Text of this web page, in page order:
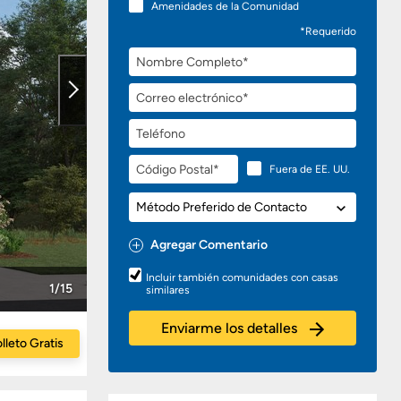
Amenidades de la Comunidad
*Requerido
Nombre
Completo
Correo
electrónico
Teléfono
Código
Postal
Fuera de EE. UU.
Método
Preferido
de
Contacto
Agregar Comentario
Preguntas
o
Comentarios
Incluir también comunidades con casas
similares
Enviarme los detalles
1/15
Gratis